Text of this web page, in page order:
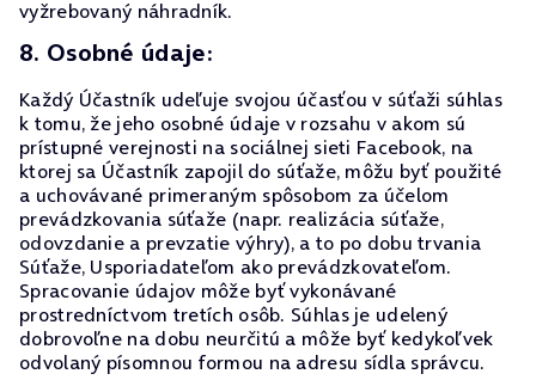
vyžrebovaný náhradník.
8. Osobné údaje:
Každý Účastník udeľuje svojou účasťou v súťaži súhlas
k tomu, že jeho osobné údaje v rozsahu v akom sú
prístupné verejnosti na sociálnej sieti Facebook, na
ktorej sa Účastník zapojil do súťaže, môžu byť použité
a uchovávané primeraným spôsobom za účelom
prevádzkovania súťaže (napr. realizácia súťaže,
odovzdanie a prevzatie výhry), a to po dobu trvania
Súťaže, Usporiadateľom ako prevádzkovateľom.
Spracovanie údajov môže byť vykonávané
prostredníctvom tretích osôb. Súhlas je udelený
dobrovoľne na dobu neurčitú a môže byť kedykoľvek
odvolaný písomnou formou na adresu sídla správcu.